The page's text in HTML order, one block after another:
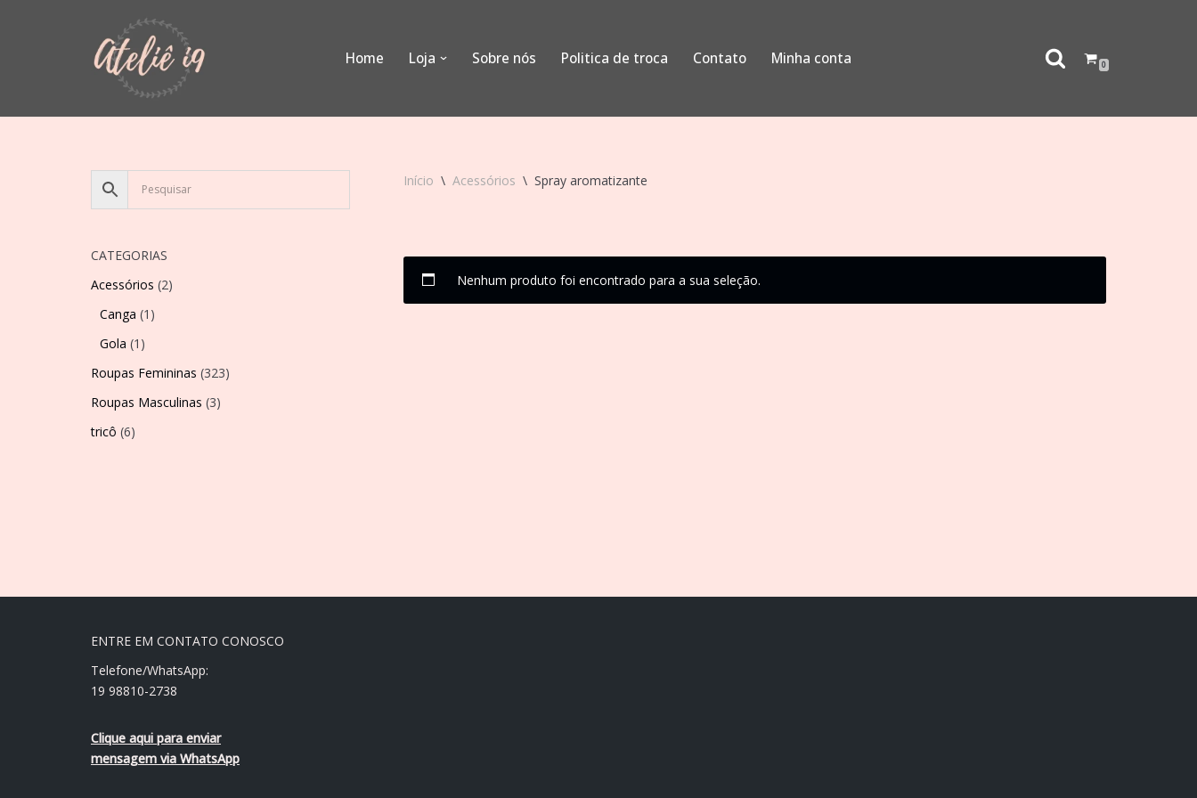
Home Loja Sobre nós Politica de troca Contato Minha conta 0
CATEGORIAS
Acessórios (2)
Canga (1)
Gola (1)
Roupas Femininas (323)
Roupas Masculinas (3)
tricô (6)
Início \ Acessórios \ Spray aromatizante
Nenhum produto foi encontrado para a sua seleção.
ENTRE EM CONTATO CONOSCO
Telefone/WhatsApp:
19 98810-2738
Clique aqui para enviar
mensagem via WhatsApp